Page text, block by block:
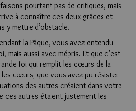
pourtant pas de critiques, mais
à connaître ces deux grâces et
y mettre d’obstacle.
la Pâque, vous avez entendu
mais aussi avec mépris. Et que c’est
foi qui remplit les cœurs de la
les cœurs, que vous avez pu résister
des autres créaient dans votre
ces autres étaient justement les